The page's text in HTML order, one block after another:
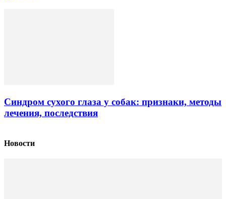
Синдром сухого глаза у собак: признаки, методы
лечения, последствия
Новости